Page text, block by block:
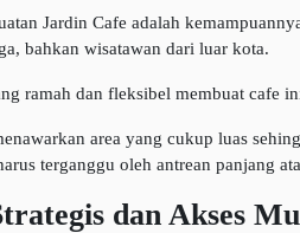
Jardin Cafe adalah
bahkan wisatawan dari luar kota.
ramah dan fleksibel membuat cafe
area yang cukup luas
terganggu oleh antrean panjang
dan Akses